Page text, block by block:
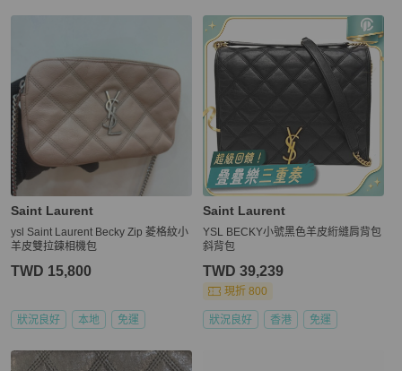
Saint Laurent
ysl Saint Laurent Becky Zip 菱格紋小
羊皮雙拉鍊相機包
TWD 15,800
狀況良好 本地 免運
Saint Laurent
YSL BECKY小號黑色羊皮絎縫肩背包
斜背包
TWD 39,239
現折 800
狀況良好 香港 免運